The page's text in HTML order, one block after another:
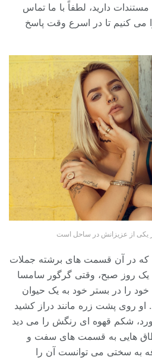
دارید، لطفاً با ما تماس
می کنیم تا در اسرع وقت پاسخ
یکی از عزیزانش در ساحل است
در آن قسمت های برشته جملات
یک روز صبح، وقتی گرگور سامسا
خود را در بستر خود به یک حیوان
روی پشت زره مانند دراز کشید
شکم قهوه ای رنگش را می دید
هایی به قسمت های سفت و
به سختی می توانست آن را